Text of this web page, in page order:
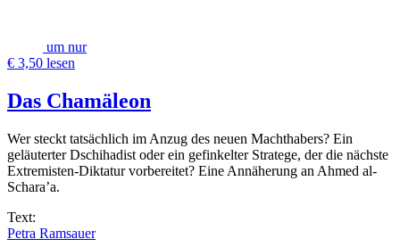
um nur
€ 3,50 lesen
Das Chamäleon
Wer steckt tatsächlich im Anzug des neuen Machthabers? Ein
geläuterter Dschihadist oder ein gefinkelter Stratege, der die nächste
Extremisten-Diktatur vorbereitet? Eine Annäherung an Ahmed al-
Schara’a.
Text:
Petra Ramsauer